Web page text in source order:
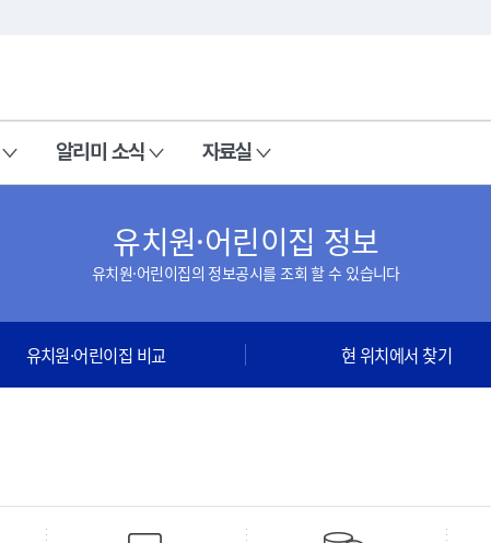
알리미 소식 자료실
유치원·어린이집 정보
유치원·어린이집의 정보공시를 조회 할 수 있습니다
유치원·어린이집 비교 현 위치에서 찾기